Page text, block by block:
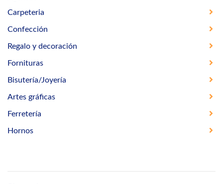
Carpeteria
Confección
Regalo y decoración
Fornituras
Bisutería/Joyería
Artes gráficas
Ferretería
Hornos